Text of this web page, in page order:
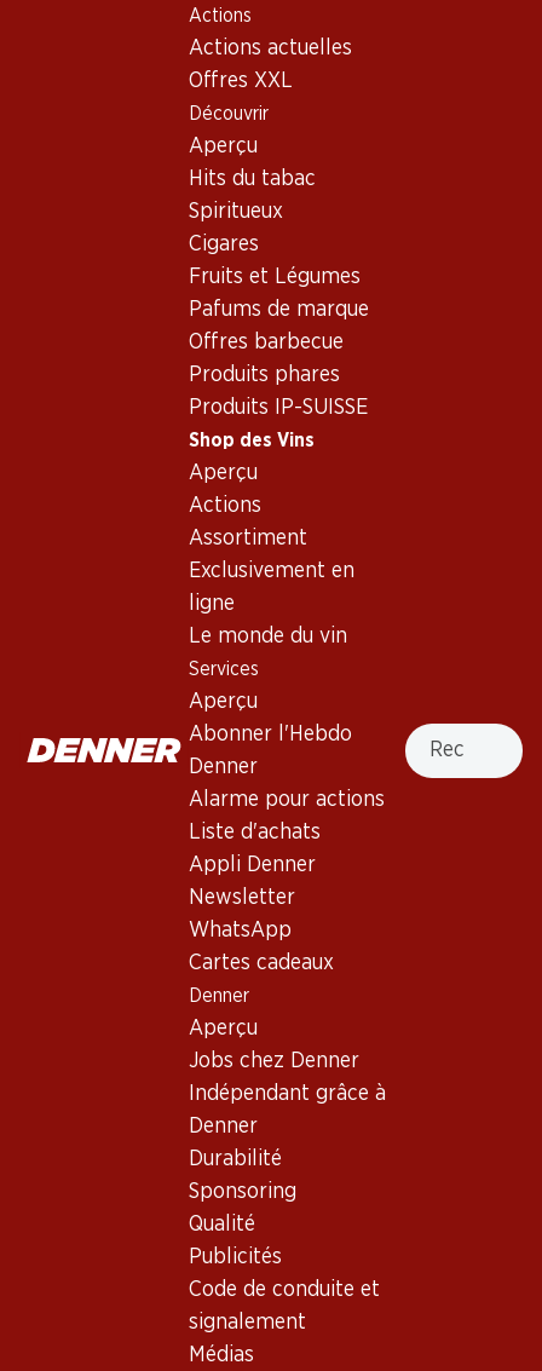
Actions
Actions actuelles
Offres XXL
Découvrir
Aperçu
Hits du tabac
Spiritueux
Cigares
Fruits et Légumes
Pafums de marque
Offres barbecue
Produits phares
Produits IP-SUISSE
Shop des Vins
Aperçu
Actions
Assortiment
Exclusivement en
ligne
Le monde du vin
Services
Aperçu
Abonner l'Hebdo
Denner
Alarme pour actions
Liste d'achats
Appli Denner
Newsletter
WhatsApp
Cartes cadeaux
Denner
Aperçu
Jobs chez Denner
Indépendant grâce à
Denner
Durabilité
Sponsoring
Qualité
Publicités
Code de conduite et
signalement
Médias
Recherche
Shop des Vins
France
Bordeaux
Bio Château Fonroque Saint-Emiilion AOC
Exclusivité web !
Bio Château Fonroque Saint-
Emiilion AOC
Bordeaux, 2021
Robe grenat aux reflets pourpre. Nez délicat de mûres, de
moyennement corsée aux tanins moelleux. Finale veloutée.
Élevage de 14 à 16 mois en barriques neuves à 30%. 14.0%
Vol
Bon à savoir